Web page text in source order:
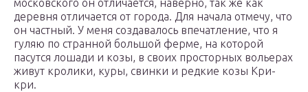
московского он отличается, наверно, так же как
деревня отличается от города. Для начала отмечу, что
он частный. У меня создавалось впечатление, что я
гуляю по странной большой ферме, на которой
пасутся лошади и козы, в своих просторных вольерах
живут кролики, куры, свинки и редкие козы Кри-
кри.